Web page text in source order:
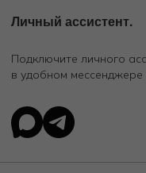
Личный ассистент.
Подключите личного
в удобном мессенджере